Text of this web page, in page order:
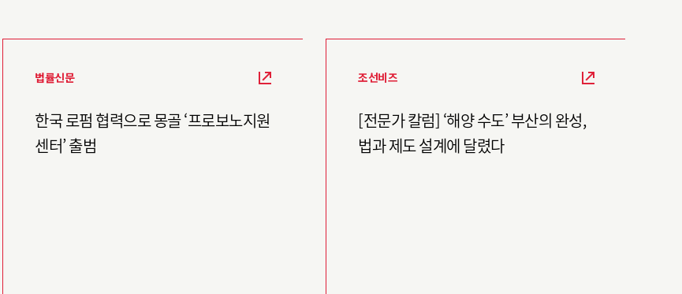
법률신문
한국 로펌 협력으로 몽골 ‘프로보노지원
센터’ 출범
조선비즈
[전문가 칼럼] ‘해양 수도’ 부산의 완성,
법과 제도 설계에 달렸다